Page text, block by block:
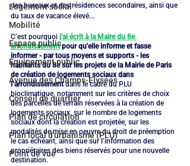
Logement social
Mobilité
Espace public
Equipement public
Avenue des Champs-Elysées
Conseil de quartier
Plan de circulation
Plan local d'urbanisme (PLU)
Point de vue
des bureaux et des résidences secondaires, ainsi que
du taux de vacance élevé...
C’est pourquoi j'ai écrit à la Maire du 8e
arrondissement pour qu'elle informe et fasse
informer - par tous moyens et supports - les
habitants du 8e sur les projets de la Mairie de Paris
de création de logements sociaux dans
l’arrondissement dans le cadre du PLU
bioclimatique, notamment sur les critères de choix
des parcelles de terrain réservées à la création de
logements sociaux, sur le nombre de logements
sociaux dont la création est projetée, sur les
modalités de mise en oeuvre du droit de préemption
le cas échéant, ainsi que sur l’information des
propriétaires des biens réservés pour une nouvelle
destination.